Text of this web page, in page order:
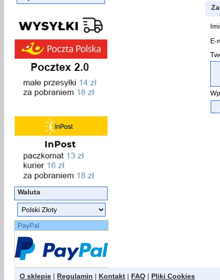
Waluta
PayPal
E-
O sklepie | Regulamin | Kontakt | FAQ | Pliki Cookies